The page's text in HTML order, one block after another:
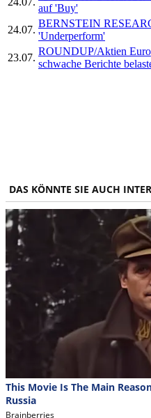
auf 'Buy'
24.07.
BERNSTEIN
'Underperform'
23.07.
ROUNDUP/Aktien
schwache Berichte